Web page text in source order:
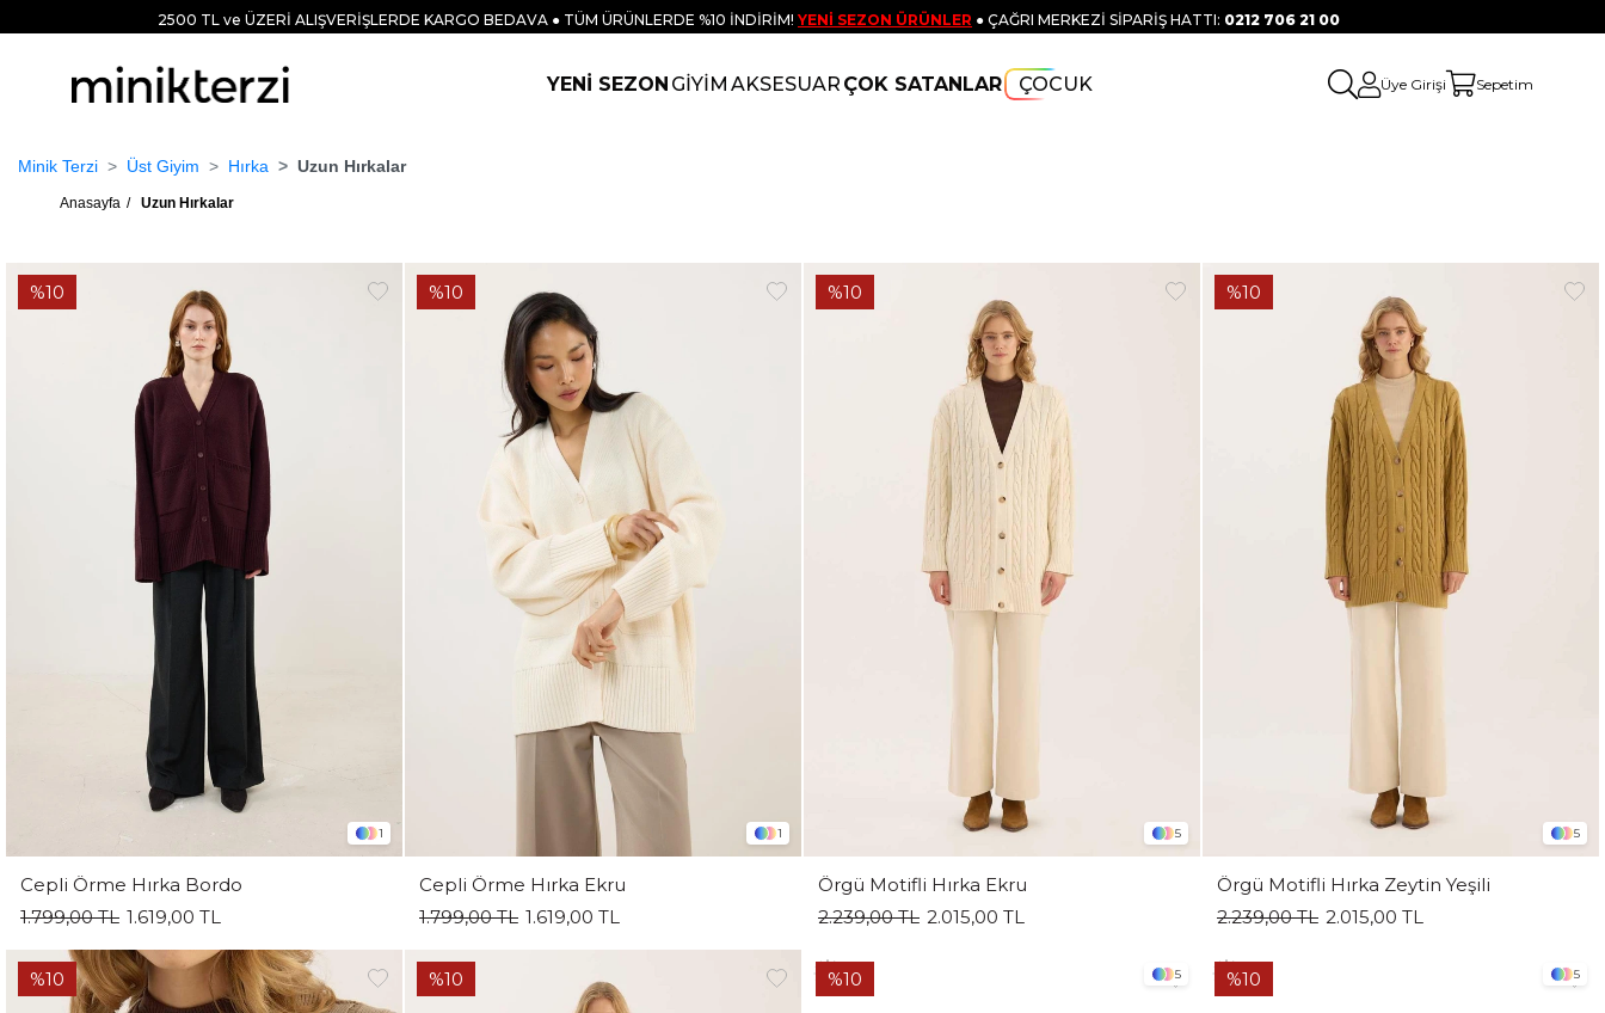
2500 TL ve ÜZERİ ALIŞVERİŞLERDE KARGO BEDAVA ● TÜM ÜRÜNLERDE %10 İNDİRİM! YENİ SEZON ÜRÜNLER ● ÇAĞRI MERKEZİ SİPARİŞ HATTI: 0212 706 21 00
YENİ SEZON GİYİM AKSESUAR ÇOK SATANLAR ÇOCUK Üye Girişi Sepetim
Anasayfa Uzun Hırkalar
1
Cepli Örme Hırka Bordo
1.619,00 TL
1.799,00 TL
%10
1
Cepli Örme Hırka Ekru
1.619,00 TL
1.799,00 TL
%10
5
Örgü Motifli Hırka Ekru
2.015,00 TL
2.239,00 TL
%10
5
Örgü Motifli Hırka Zeytin Yeşili
2.015,00 TL
2.239,00 TL
%10
%10 %10 5
%10 5
%10
Minik Terzi Üst Giyim Hırka Uzun Hırkalar